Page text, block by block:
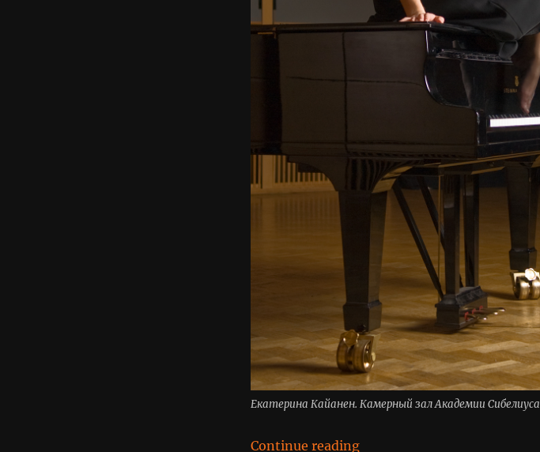
Екатерина Кайанен. Камерный зал Академии Сибелиуса
Continue reading“Екатерина Кайанен”